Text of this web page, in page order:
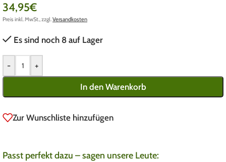
34,95€
Preis inkl. MwSt., zzgl.Versandkosten
Es sind noch 8 auf Lager
- +
In den Warenkorb
Zur Wunschliste hinzufügen
Passt perfekt dazu – sagen unsere Leute: